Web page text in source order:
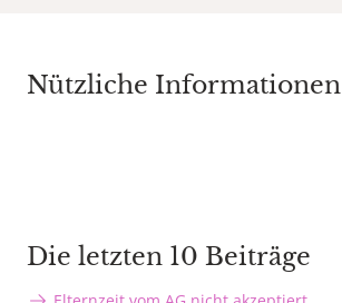
Nützliche Informationen
Die letzten 10 Beiträge